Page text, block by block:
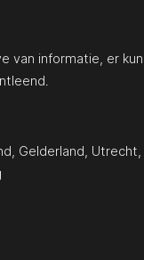
van informatie, er
Gelderland Utrecht